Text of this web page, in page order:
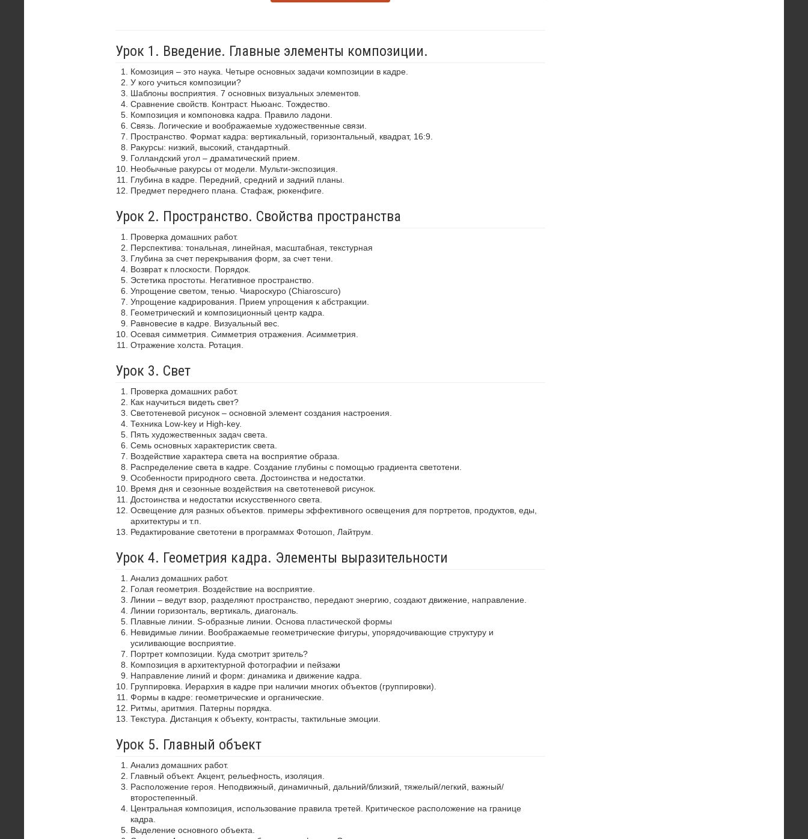
Урок 1. Введение. Главные элементы композиции.
Комозиция – это наука. Четыре основных задачи композиции в кадре.
У кого учиться композиции?
Шаблоны восприятия. 7 основных визуальных элементов.
Сравнение свойств. Контраст. Ньюанс. Тождество.
Композиция и компоновка кадра. Правило ладони.
Связь. Логические и воображаемые художественные связи.
Пространство. Формат кадра: вертикальный, горизонтальный, квадрат, 16:9.
Ракурсы: низкий, высокий, стандартный.
Голландский угол – драматический прием.
Необычные ракурсы от модели. Мульти-экспозиция.
Глубина в кадре. Передний, средний и задний планы.
Предмет переднего плана. Стафаж, рюкенфиге.
Урок 2. Пространство. Свойства пространства
Проверка домашних работ.
Перспектива: тональная, линейная, масштабная, текстурная
Глубина за счет перекрывания форм, за счет тени.
Возврат к плоскости. Порядок.
Эстетика простоты. Негативное пространство.
Упрощение светом, тенью. Чиароскуро (Chiaroscuro)
Упрощение кадрирования. Прием упрощения к абстракции.
Геометрический и композиционный центр кадра.
Равновесие в кадре. Визуальный вес.
Осевая симметрия. Симметрия отражения. Асимметрия.
Отражение холста. Ротация.
Урок 3. Свет
Проверка домашних работ.
Как научиться видеть свет?
Светотеневой рисунок – основной элемент создания настроения.
Техника Low-key и High-key.
Пять художественных задач света.
Семь основных характеристик света.
Воздействие характера света на восприятие образа.
Распределение света в кадре. Создание глубины с помощью градиента светотени.
Особенности природного света. Достоинства и недостатки.
Время дня и сезонные воздействия на светотеневой рисунок.
Достоинства и недостатки искусственного света.
Освещение для разных объектов. примеры эффективного освещения для портретов, продуктов, еды,
архитектуры и т.п.
Редактирование светотени в программах Фотошоп, Лайтрум.
Урок 4. Геометрия кадра. Элементы выразительности
Анализ домашних работ.
Голая геометрия. Воздействие на восприятие.
Линии – ведут взор, разделяют пространство, передают энергию, создают движение, направление.
Линии горизонталь, вертикаль, диагональ.
Плавные линии. S-образные линии. Основа пластической формы
Невидимые линии. Воображаемые геометрические фигуры, упорядочивающие структуру и
усиливающие восприятие.
Портрет композиции. Куда смотрит зритель?
Композиция в архитектурной фотографии и пейзажи
Направление линий и форм: динамика и движение кадра.
Группировка. Иерархия в кадре при наличии многих объектов (группировки).
Формы в кадре: геометрические и органические.
Ритмы, аритмия. Патерны порядка.
Текстура. Дистанция к объекту, контрасты, тактильные эмоции.
Урок 5. Главный объект
Анализ домашних работ.
Главный объект. Акцент, рельефность, изоляция.
Расположение героя. Неподвижный, динамичный, дальний/близкий, тяжелый/легкий, важный/
второстепенный.
Центральная композиция, использование правила третей. Критическое расположение на границе
кадра.
Выделение основного объекта.